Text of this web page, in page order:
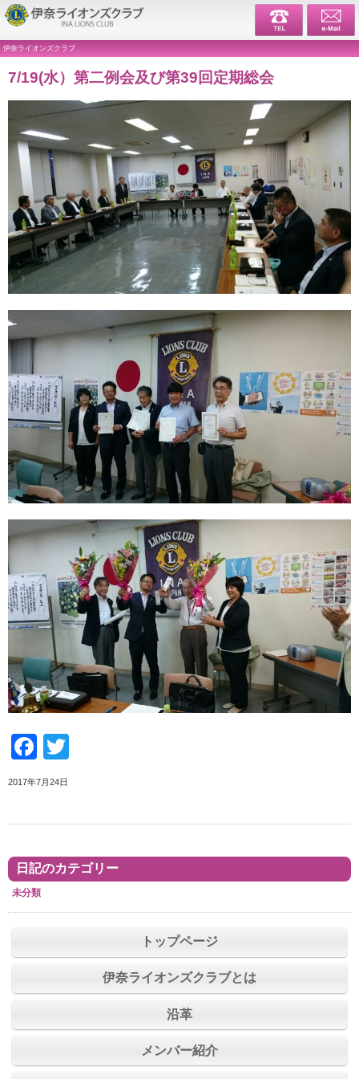
伊奈ライ
伊奈ライオンズクラブ
7/19(水）第二例会及び第39回定期総会
Facebook
2017年7月24日
日記のカテゴリー
未分類
トップページ
伊奈ライオンズクラブとは
沿革
メンバー紹介